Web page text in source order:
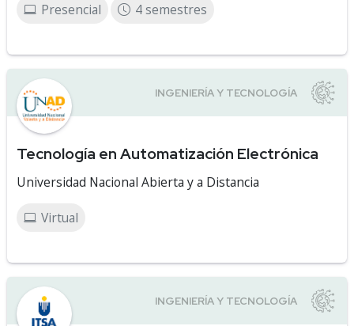
Presencial 4 semestres
Tecnología en Automatización Electrónica
Universidad Nacional Abierta y a Distancia
Virtual